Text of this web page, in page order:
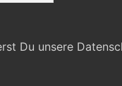
Du unsere